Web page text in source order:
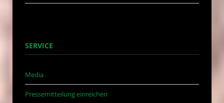
SERVICE
Media
Pressemitteilung einreichen